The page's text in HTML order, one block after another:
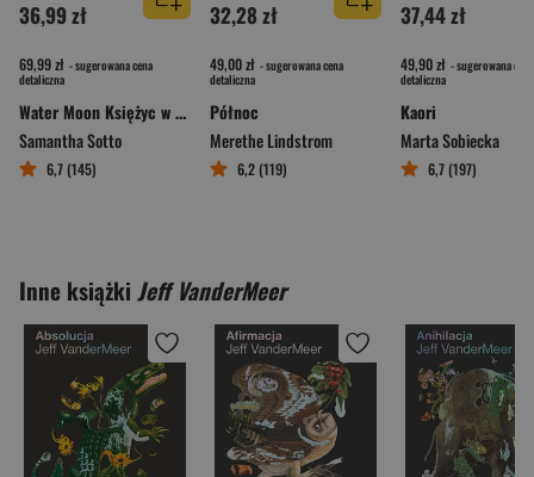
36,99 zł
69,99 zł - sugerowana cena
detaliczna
Water Moon Księżyc w wodzie
Samantha Sotto
6,7 (145)
32,28 zł
49,00 zł - sugerowana cena
detaliczna
Północ
Merethe Lindstrom
6,2 (119)
37,44 zł
49,90 zł - sugerowana cena
detaliczna
Kaori
Marta Sobiecka
6,7 (197)
Inne książki Jeff VanderMeer